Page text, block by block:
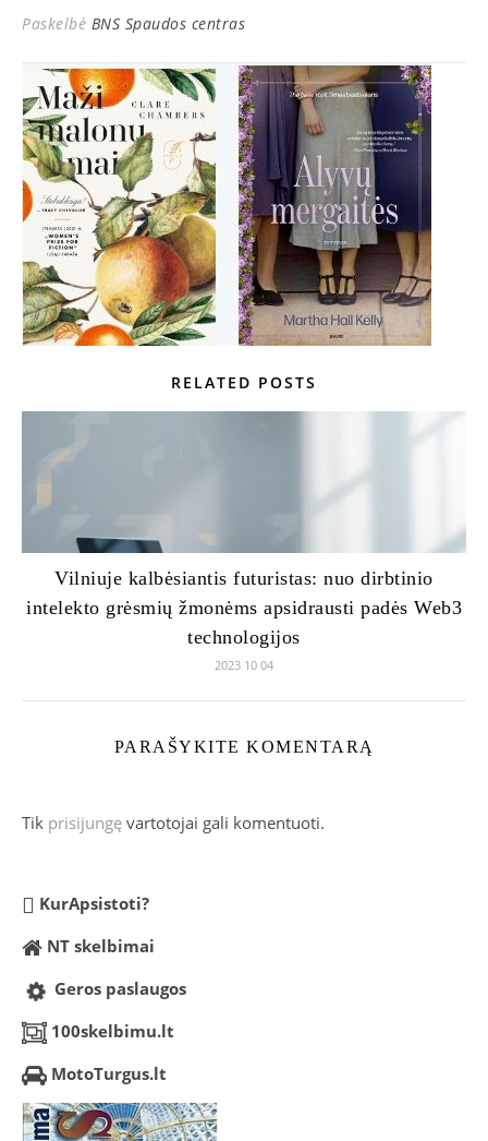
Paskelbė BNS Spaudos centras
RELATED POSTS
Vilniuje kalbėsiantis futuristas: nuo dirbtinio
intelekto grėsmių žmonėms apsidrausti padės Web3
technologijos
2023 10 04
PARAŠYKITE KOMENTARĄ
Tik prisijungę vartotojai gali komentuoti.
KurApsistoti?
NT skelbimai
Geros paslaugos
100skelbimu.lt
MotoTurgus.lt